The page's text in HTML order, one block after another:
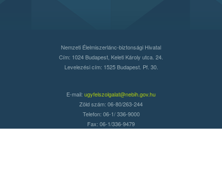
Nemzeti Élelmiszerlánc-biztonsági Hivatal
Cím: 1024 Budapest, Keleti Károly utca. 24.
Levelezési cím: 1525 Budapest. Pf. 30.
E-mail: ugyfelszolgalat@nebih.gov.hu
Zöld szám: 06-80/263-244
Telefon: 06-1/ 336-9000
Fax: 06-1/336-9479